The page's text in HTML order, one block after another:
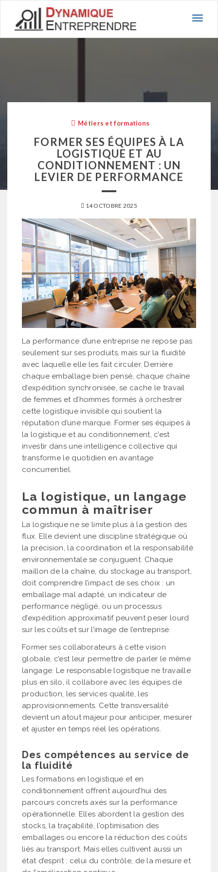
Métiers et formations
FORMER SES ÉQUIPES À LA
LOGISTIQUE ET AU
CONDITIONNEMENT : UN
LEVIER DE PERFORMANCE
14 OCTOBRE 2025
La performance d’une entreprise ne repose pas
seulement sur ses produits, mais sur la fluidité
avec laquelle elle les fait circuler. Derrière
chaque emballage bien pensé, chaque chaîne
d’expédition synchronisée, se cache le travail
de femmes et d’hommes formés à orchestrer
cette logistique invisible qui soutient la
réputation d’une marque. Former ses équipes à
la logistique et au conditionnement, c’est
investir dans une intelligence collective qui
transforme le quotidien en avantage
concurrentiel.
La logistique, un langage
commun à maîtriser
La logistique ne se limite plus à la gestion des
flux. Elle devient une discipline stratégique où
la précision, la coordination et la responsabilité
environnementale se conjuguent. Chaque
maillon de la chaîne, du stockage au transport,
doit comprendre l’impact de ses choix : un
emballage mal adapté, un indicateur de
performance négligé, ou un processus
d’expédition approximatif peuvent peser lourd
sur les coûts et sur l’image de l’entreprise.
Former ses collaborateurs à cette vision
globale, c’est leur permettre de parler le même
langage. Le responsable logistique ne travaille
plus en silo, il collabore avec les équipes de
production, les services qualité, les
approvisionnements. Cette transversalité
devient un atout majeur pour anticiper, mesurer
et ajuster en temps réel les opérations.
Des compétences au service de
la fluidité
Les formations en logistique et en
conditionnement offrent aujourd’hui des
parcours concrets axés sur la performance
opérationnelle. Elles abordent la gestion des
stocks, la traçabilité, l’optimisation des
emballages ou encore la réduction des coûts
liés au transport. Mais elles cultivent aussi un
état d’esprit : celui du contrôle, de la mesure et